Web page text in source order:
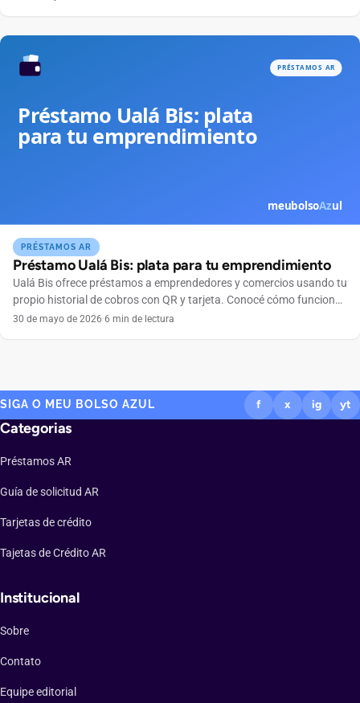
PRÉSTAMOS AR
Préstamo Ualá Bis: plata para tu emprendimiento
Ualá Bis ofrece préstamos a emprendedores y comercios usando tu
propio historial de cobros con QR y tarjeta. Conocé cómo funciona
y si te conviene.
30 de mayo de 2026·6 min de lectura
SIGA O MEU BOLSO AZUL f x ig yt
Categorias
Préstamos AR
Guía de solicitud AR
Tarjetas de crédito
Tajetas de Crédito AR
Institucional
Sobre
Contato
Equipe editorial